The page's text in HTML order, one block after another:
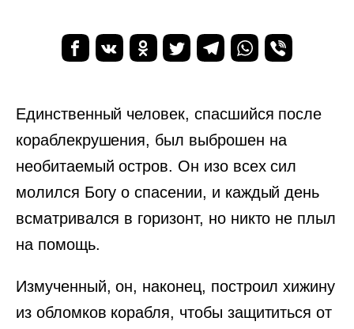
Единственный человек, спасшийся после
кораблекрушения, был выброшен на
необитаемый остров. Он изо всех сил
молился Богу о спасении, и каждый день
всматривался в горизонт, но никто не плыл
на помощь.
Измученный, он, наконец, построил хижину
из обломков корабля, чтобы защититься от